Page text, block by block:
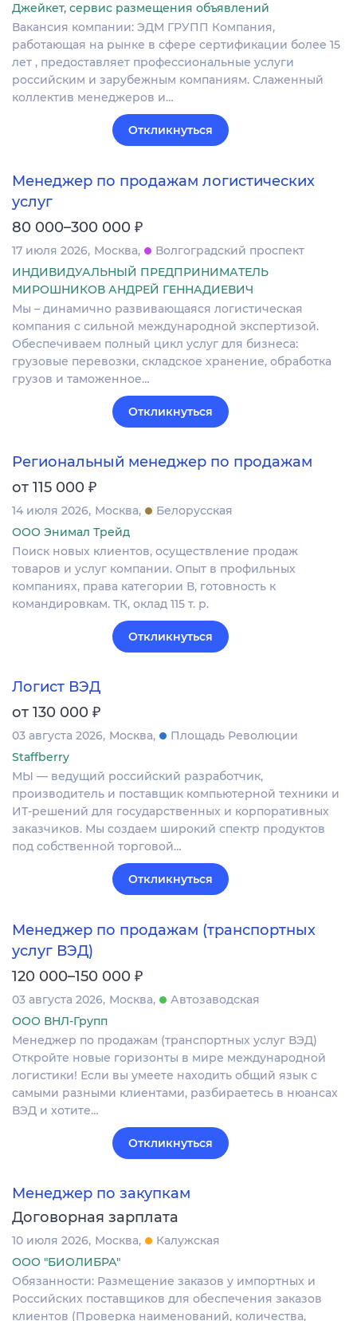
Джейкет, сервис размещения объявлений
Вакансия компании: ЭДМ ГРУПП Компания,
работающая на рынке в сфере сертификации более 15
лет , предоставляет профессиональные услуги
российским и зарубежным компаниям. Слаженный
коллектив менеджеров и…
Откликнуться
Менеджер по продажам логистических
услуг
80 000–300 000 ₽
17 июля 2026 Москва
Волгоградский проспект
ИНДИВИДУАЛЬНЫЙ ПРЕДПРИНИМАТЕЛЬ
МИРОШНИКОВ АНДРЕЙ ГЕННАДИЕВИЧ
Мы – динамично развивающаяся логистическая
компания с сильной международной экспертизой.
Обеспечиваем полный цикл услуг для бизнеса:
грузовые перевозки, складское хранение, обработка
грузов и таможенное…
Откликнуться
Региональный менеджер по продажам
от 115 000 ₽
14 июля 2026 Москва
Белорусская
ООО Энимал Трейд
Поиск новых клиентов, осуществление продаж
товаров и услуг компании. Опыт в профильных
компаниях, права категории В, готовность к
командировкам. ТК, оклад 115 т. р.
Откликнуться
Логист ВЭД
от 130 000 ₽
03 августа 2026 Москва
Площадь Революции
Staffberry
МЫ — ведущий российский разработчик,
производитель и поставщик компьютерной техники и
ИТ-решений для государственных и корпоративных
заказчиков. Мы создаем широкий спектр продуктов
под собственной торговой…
Откликнуться
Менеджер по продажам (транспортных
услуг ВЭД)
120 000–150 000 ₽
03 августа 2026 Москва
Автозаводская
ООО ВНЛ-Групп
Менеджер по продажам (транспортных услуг ВЭД)
Откройте новые горизонты в мире международной
логистики! Если вы умеете находить общий язык с
самыми разными клиентами, разбираетесь в нюансах
ВЭД и хотите…
Откликнуться
Менеджер по закупкам
Договорная зарплата
10 июля 2026 Москва
Калужская
ООО "БИОЛИБРА"
Обязанности: Размещение заказов у импортных и
Российских поставщиков для обеспечения заказов
клиентов (Проверка наименований, количества,